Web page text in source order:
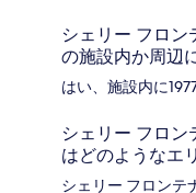
シェリー フロ
の施設内か周辺
はい、施設内に
シェリー フロ
はどのようなエ
シェリー フロンテ